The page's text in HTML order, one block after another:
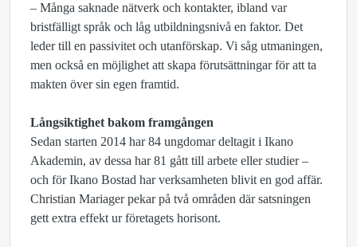
– Många saknade nätverk och kontakter, ibland var
bristfälligt språk och låg utbildningsnivå en faktor. Det
leder till en passivitet och utanförskap. Vi såg utmaningen,
men också en möjlighet att skapa förutsättningar för att ta
makten över sin egen framtid.
Långsiktighet bakom framgången
Sedan starten 2014 har 84 ungdomar deltagit i Ikano
Akademin, av dessa har 81 gått till arbete eller studier –
och för Ikano Bostad har verksamheten blivit en god affär.
Christian Mariager pekar på två områden där satsningen
gett extra effekt ur företagets horisont.